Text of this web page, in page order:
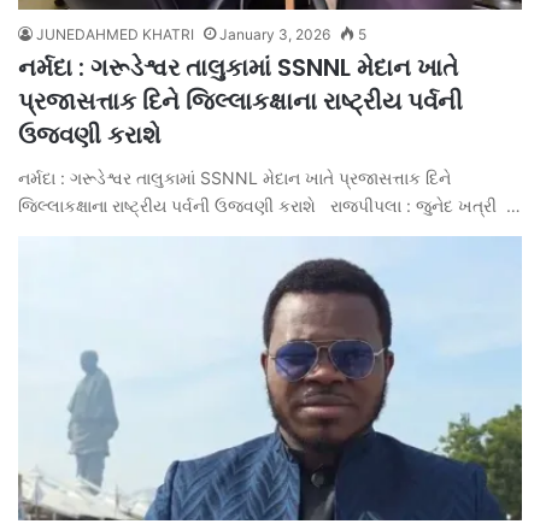
JUNEDAHMED KHATRI January 3, 2026 5
નર્મદા : ગરૂડેશ્વર તાલુકામાં SSNNL મેદાન ખાતે
પ્રજાસત્તાક દિને જિલ્લાકક્ષાના રાષ્ટ્રીય પર્વની
ઉજવણી કરાશે
નર્મદા : ગરૂડેશ્વર તાલુકામાં SSNNL મેદાન ખાતે પ્રજાસત્તાક દિને
જિલ્લાકક્ષાના રાષ્ટ્રીય પર્વની ઉજવણી કરાશે રાજપીપલા : જુનેદ ખત્રી …